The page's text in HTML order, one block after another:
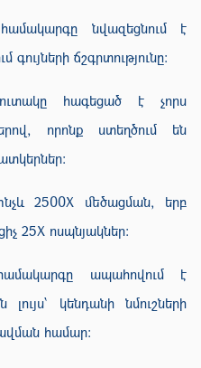
նվազեցնում է
ճշգրտությունը։
հագեցած է չորս
որոնք ստեղծում են
2500X մեծացման, երբ
25X ոսպնյակներ։
համակարգը ապահովում է
կենդանի նմուշների
համար։